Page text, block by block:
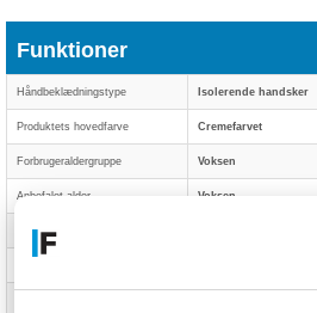
Funktioner
Håndbeklædningstype Isolerende handsker
Produktets hovedfarve Cremefarvet
Forbrugeraldergruppe Voksen
Anbefalet alder Voksen
Køn